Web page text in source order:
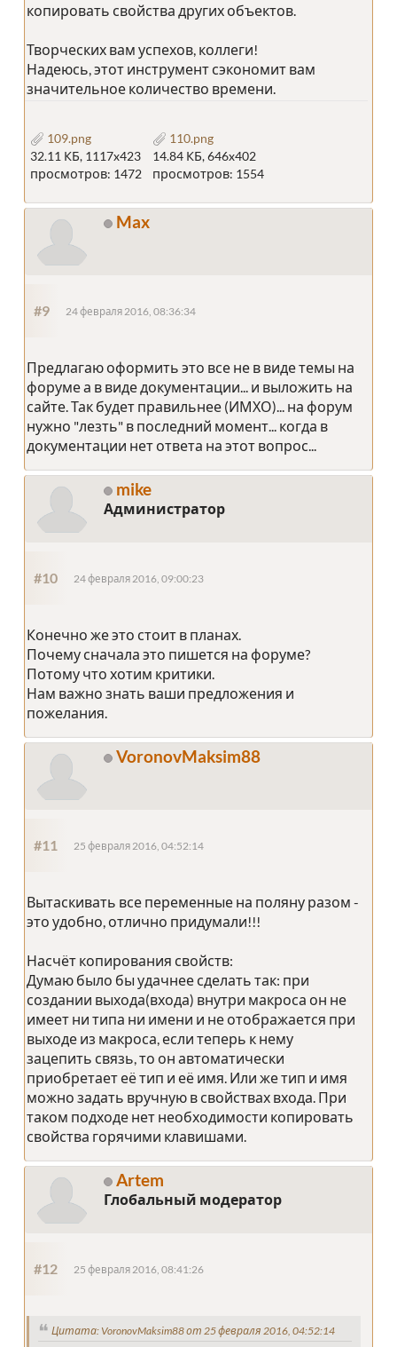
копировать свойства других объектов.
Творческих вам успехов, коллеги!
Надеюсь, этот инструмент сэкономит вам
значительное количество времени.
109.png
32.11 КБ, 1117x423
просмотров: 1472
110.png
14.84 КБ, 646x402
просмотров: 1554
Max
#9 24 февраля 2016, 08:36:34
Предлагаю оформить это все не в виде темы на
форуме а в виде документации... и выложить на
сайте. Так будет правильнее (ИМХО)... на форум
нужно "лезть" в последний момент... когда в
документации нет ответа на этот вопрос...
mike
Администратор
#10 24 февраля 2016, 09:00:23
Конечно же это стоит в планах.
Почему сначала это пишется на форуме?
Потому что хотим критики.
Нам важно знать ваши предложения и
пожелания.
VoronovMaksim88
#11 25 февраля 2016, 04:52:14
Вытаскивать все переменные на поляну разом -
это удобно, отлично придумали!!!
Насчёт копирования свойств:
Думаю было бы удачнее сделать так: при
создании выхода(входа) внутри макроса он не
имеет ни типа ни имени и не отображается при
выходе из макроса, если теперь к нему
зацепить связь, то он автоматически
приобретает её тип и её имя. Или же тип и имя
можно задать вручную в свойствах входа. При
таком подходе нет необходимости копировать
свойства горячими клавишами.
Artem
Глобальный модератор
#12 25 февраля 2016, 08:41:26
Цитата: VoronovMaksim88 от 25 февраля 2016, 04:52:14